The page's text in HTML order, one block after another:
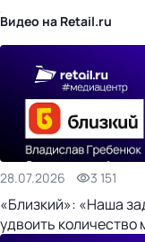
Видео на Retail.ru
28.07.2026 3 151
«Близкий»: «Наша
удвоить количество